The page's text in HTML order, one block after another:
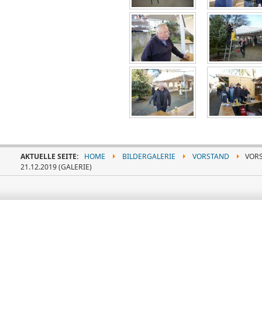
AKTUELLE SEITE: HOME BILDERGALERIE VORSTAND
21.12.2019 (GALERIE)